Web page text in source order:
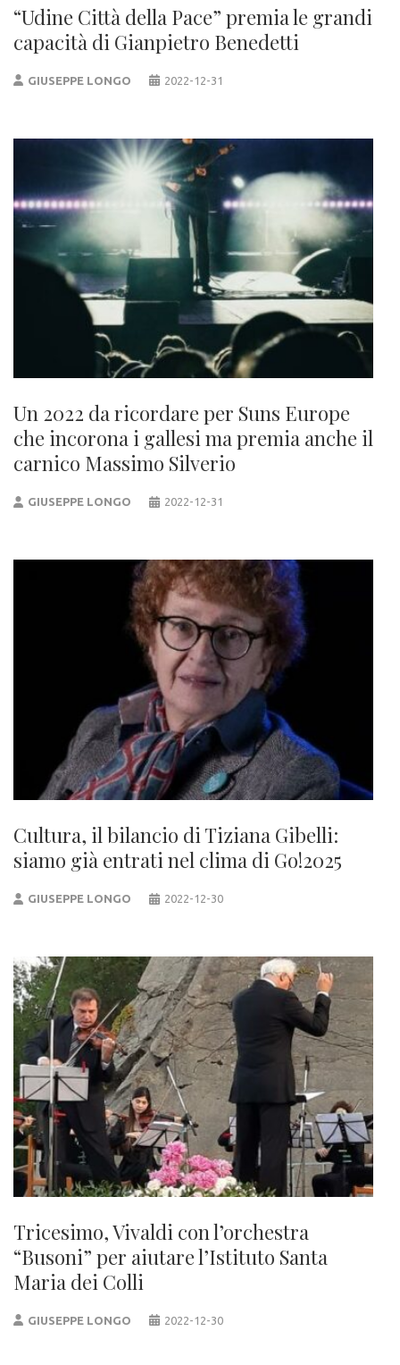
“Udine Città della Pace” premia le grandi
capacità di Gianpietro Benedetti
GIUSEPPE LONGO 2022-12-31
Un 2022 da ricordare per Suns Europe
che incorona i gallesi ma premia anche il
carnico Massimo Silverio
GIUSEPPE LONGO 2022-12-31
Cultura, il bilancio di Tiziana Gibelli:
siamo già entrati nel clima di Go!2025
GIUSEPPE LONGO 2022-12-30
Tricesimo, Vivaldi con l’orchestra
“Busoni” per aiutare l’Istituto Santa
Maria dei Colli
GIUSEPPE LONGO 2022-12-30